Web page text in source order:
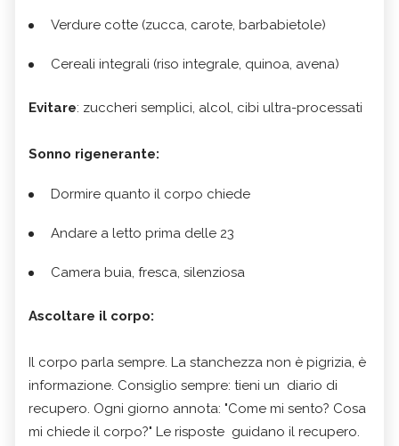
Verdure cotte (zucca, carote, barbabietole)
Cereali integrali (riso integrale, quinoa, avena)
Evitare: zuccheri semplici, alcol, cibi ultra-processati
Sonno rigenerante:
Dormire quanto il corpo chiede
Andare a letto prima delle 23
Camera buia, fresca, silenziosa
Ascoltare il corpo:
Il corpo parla sempre. La stanchezza non è pigrizia, è
informazione. Consiglio sempre: tieni un diario di
recupero. Ogni giorno annota: "Come mi sento? Cosa
mi chiede il corpo?" Le risposte guidano il recupero.